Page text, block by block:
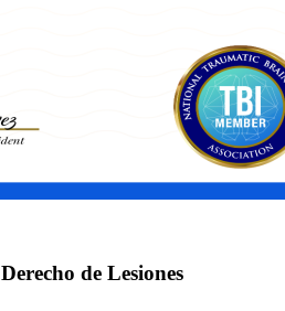
de Lesiones